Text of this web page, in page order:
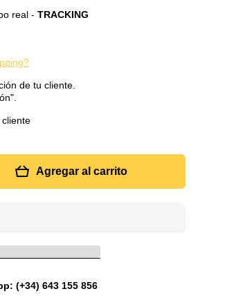
real - TRACKING
de tu cliente.
Agregar al carrito
(+34) 643 155 856